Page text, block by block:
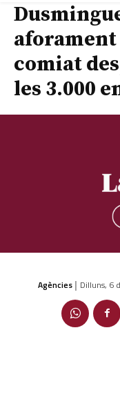
comiat
les 3.000
Agències | Dilluns, 6